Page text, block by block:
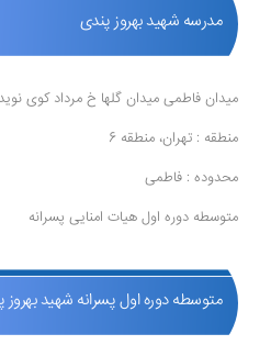
مدرسه شهید بهروز پندی
میدان فاطمی میدان گلها خ مرداد کوی نوید پ 1 مدرسه راهنمایی
منطقه : تهران، منطقه 6
محدوده : فاطمی
متوسطه دوره اول هیات امنایی پسرانه
متوسطه دوره اول پسرانه شهید